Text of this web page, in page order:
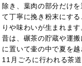
除き、葉肉の部分だけ
て丁寧に挽き粉末にす
りや味わいが生まれます
昔は、碾茶の貯蔵や運
に置いて壷の中で夏を越
11月ごろに行われる茶